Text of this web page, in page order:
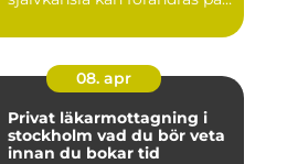
08. apr
Privat läkarmottagning i
stockholm vad du bör veta
innan du bokar tid